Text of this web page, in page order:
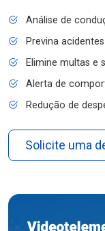
Análise de
Previna acidentes
Elimine multas e
Alerta de
Redução de
Solicite uma